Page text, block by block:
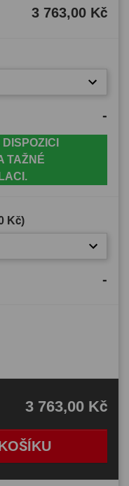
3 763,00 Kč
-
TAŽNÉ
Kč)
-
3 763,00 Kč